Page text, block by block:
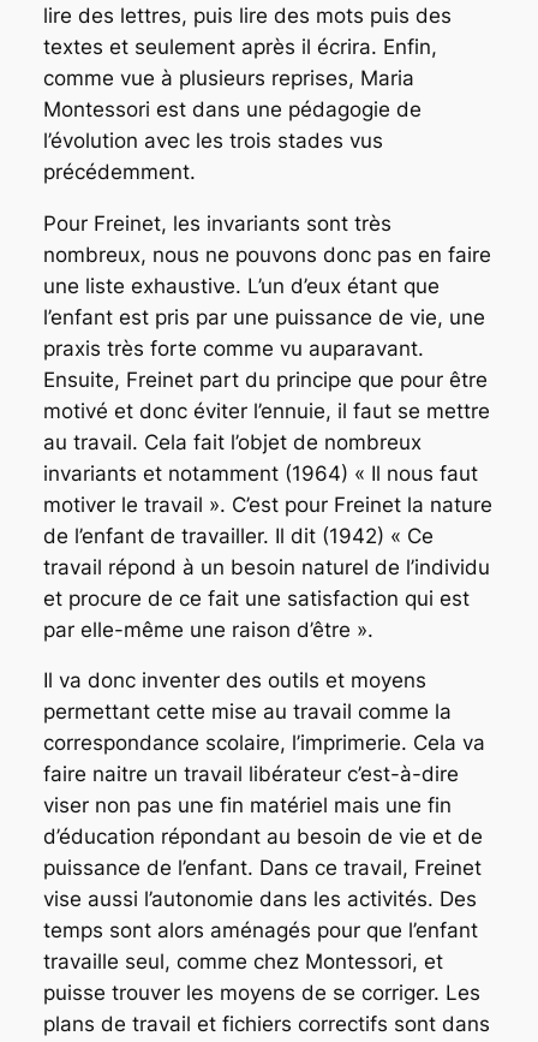
lire des lettres, puis lire des mots puis des
textes et seulement après il écrira. Enfin,
comme vue à plusieurs reprises, Maria
Montessori est dans une pédagogie de
l’évolution avec les trois stades vus
précédemment.
Pour Freinet, les invariants sont très
nombreux, nous ne pouvons donc pas en faire
une liste exhaustive. L’un d’eux étant que
l’enfant est pris par une puissance de vie, une
praxis très forte comme vu auparavant.
Ensuite, Freinet part du principe que pour être
motivé et donc éviter l’ennuie, il faut se mettre
au travail. Cela fait l’objet de nombreux
invariants et notamment (1964) « Il nous faut
motiver le travail ». C’est pour Freinet la nature
de l’enfant de travailler. Il dit (1942) « Ce
travail répond à un besoin naturel de l’individu
et procure de ce fait une satisfaction qui est
par elle-même une raison d’être ».
Il va donc inventer des outils et moyens
permettant cette mise au travail comme la
correspondance scolaire, l’imprimerie. Cela va
faire naitre un travail libérateur c’est-à-dire
viser non pas une fin matériel mais une fin
d’éducation répondant au besoin de vie et de
puissance de l’enfant. Dans ce travail, Freinet
vise aussi l’autonomie dans les activités. Des
temps sont alors aménagés pour que l’enfant
travaille seul, comme chez Montessori, et
puisse trouver les moyens de se corriger. Les
plans de travail et fichiers correctifs sont dans